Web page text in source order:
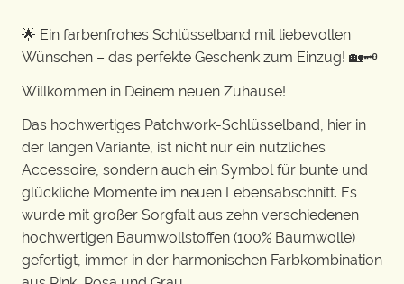
🌟 Ein farbenfrohes Schlüsselband mit liebevollen
Wünschen – das perfekte Geschenk zum Einzug! 🏡🗝️
Willkommen in Deinem neuen Zuhause!
Das hochwertiges Patchwork-Schlüsselband, hier in
der langen Variante, ist nicht nur ein nützliches
Accessoire, sondern auch ein Symbol für bunte und
glückliche Momente im neuen Lebensabschnitt. Es
wurde mit großer Sorgfalt aus zehn verschiedenen
hochwertigen Baumwollstoffen (100% Baumwolle)
gefertigt, immer in der harmonischen Farbkombination